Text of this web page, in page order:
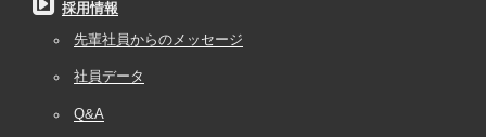
採用情報
先輩社員からのメッセージ
社員データ
Q&A